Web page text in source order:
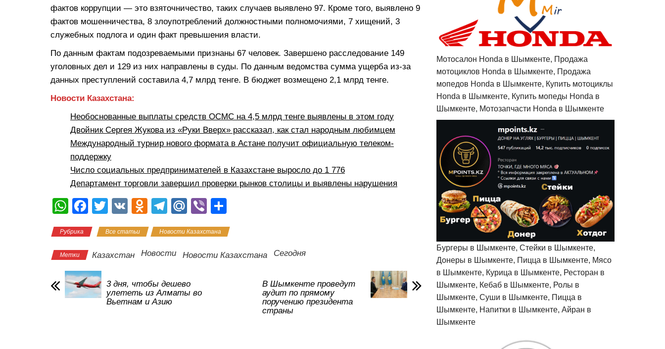
фактов коррупции — это взяточничество, таких случаев выявлено 97. Кроме того, выявлено 9
фактов мошенничества, 8 злоупотреблений должностными полномочиями, 7 хищений, 3
служебных подлога и один факт превышения власти.
По данным фактам подозреваемыми признаны 67 человек. Завершено расследование 149
уголовных дел и 129 из них направлены в суды. По данным ведомства сумма ущерба из-за
данных преступлений составила 4,7 млрд тенге. В бюджет возмещено 2,1 млрд тенге.
Новости Казахстана:
Необоснованные выплаты средств ОСМС на 4,5 млрд тенге выявлены в этом году
Двойник Сергея Жукова из «Руки Вверх» рассказал, как стал народным любимцем
Международный турнир нового формата в Астане получит официальную телеком-
поддержку
Число социальных предпринимателей в Казахстане выросло до 1 776
Департамент торговли завершил проверки рынков столицы и выявлены нарушения
W
at
s
A
p
p
F
c
e
b
o
o
T
tt
er
V
O
n
o
a
ss
T
e
gr
m
M
.R
u
Vi
er р
а
Рубрика Все статьи Новости Казахстана
Метки Казахстан Новости Новости Казахстана Сегодня
3 дня, чтобы дешево
улететь из Алматы во
Вьетнам и Азию
В Шымкенте проведут
аудит по прямому
поручению президента
страны
Мотосалон Honda в Шымкенте, Продажа
мотоциклов Honda в Шымкенте, Продажа
мопедов Honda в Шымкенте, Купить мотоциклы
Honda в Шымкенте, Купить мопеды Honda в
Шымкенте, Мотозапчасти Honda в Шымкенте
Бургеры в Шымкенте, Стейки в Шымкенте,
Донеры в Шымкенте, Пицца в Шымкенте, Мясо
в Шымкенте, Курица в Шымкенте, Ресторан в
Шымкенте, Кебаб в Шымкенте, Ролы в
Шымкенте, Суши в Шымкенте, Пицца в
Шымкенте, Напитки в Шымкенте, Айран в
Шымкенте